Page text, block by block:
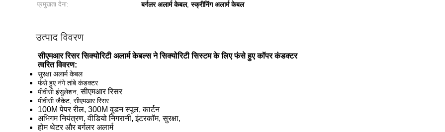
प्रमुखता देना:
बर्गलर अलार्म केबल,स्क्रीनिंग अलार्म केबल
उत्पाद विवरण
सीएमआर रिसर सिक्योरिटी अलार्म केबल्स ने सिक्योरिटी सिस्टम के लिए फंसे हुए कॉपर कंडक्टर
त्वरित विवरण:
सुरक्षा अलार्म केबल
फंसे हुए नंगे तांबे कंडक्टर
पीवीसी इंसुलेशन, सीएमआर रिसर
पीवीसी जैकेट, सीएमआर रिसर
100M पेपर रील, 300M वुडन स्पूल, कार्टन
अभिगम नियंत्रण, वीडियो निगरानी, ​​इंटरकॉम, सुरक्षा,
होम थेटर और बर्गलर अलार्म